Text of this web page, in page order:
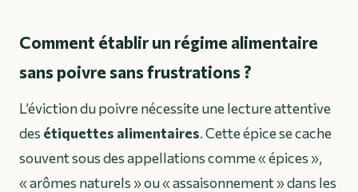
Comment établir un régime alimentaire
sans poivre sans frustrations ?
L’éviction du poivre nécessite une lecture attentive
desétiquettes alimentaires. Cette épice se cache
souvent sous des appellations comme « épices »,
« arômes naturels » ou « assaisonnement » dans les